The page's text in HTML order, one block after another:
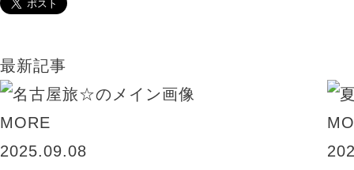
最新記事
MORE
2025.09.08